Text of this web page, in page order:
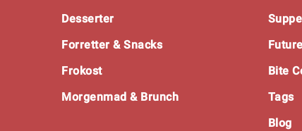
Desserter
Forretter & Snacks
Frokost
Morgenmad & Brunch
Suppe
Bite
Tags
Blog